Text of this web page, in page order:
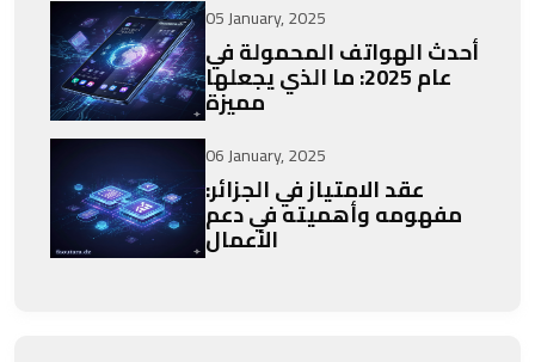
05 January, 2025
أحدث الهواتف المحمولة في
عام 2025: ما الذي يجعلها
مميزة
06 January, 2025
عقد الامتياز في الجزائر:
مفهومه وأهميته في دعم
الأعمال